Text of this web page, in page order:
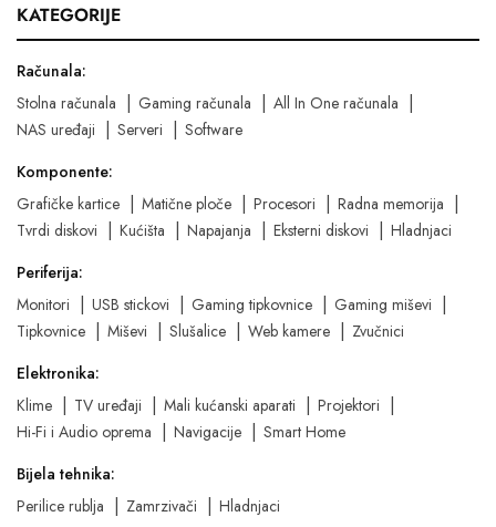
KATEGORIJE
Računala:
Stolna računala
Gaming računala
All In One računala
NAS uređaji
Serveri
Software
Komponente:
Grafičke kartice
Matične ploče Procesori
Radna memorija
Tvrdi diskovi
Kućišta Napajanja Eksterni diskovi
Hladnjaci
Periferija:
Monitori
USB stickovi Gaming tipkovnice
Gaming miševi
Tipkovnice
Miševi Slušalice Web kamere
Zvučnici
Elektronika:
Klime
TV uređaji Mali kućanski aparati
Projektori
Hi-Fi i Audio oprema
Navigacije
Smart Home
Bijela tehnika:
Perilice rublja
Zamrzivači Hladnjaci